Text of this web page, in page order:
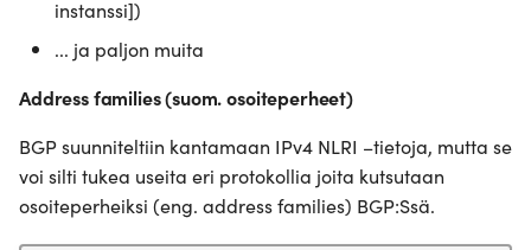
instanssi])
... ja paljon muita
Address families (suom. osoiteperheet)
BGP suunniteltiin kantamaan IPv4 NLRI –tietoja, mutta se
voi silti tukea useita eri protokollia joita kutsutaan
osoiteperheiksi (eng. address families) BGP:Ssä.